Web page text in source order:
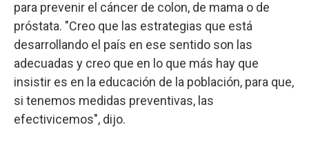
para prevenir el cáncer de colon, de mama o de
próstata. "Creo que las estrategias que está
desarrollando el país en ese sentido son las
adecuadas y creo que en lo que más hay que
insistir es en la educación de la población, para que,
si tenemos medidas preventivas, las
efectivicemos", dijo.